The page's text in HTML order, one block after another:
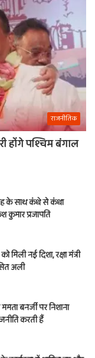
राजनीतिक
होंगे पश्चिम बंगाल
के साथ कंधे से कंधा
कुमार प्रजापति
मिली नई दिशा, रक्षा मंत्री
अली
बनर्जी पर निशाना
करती हैं